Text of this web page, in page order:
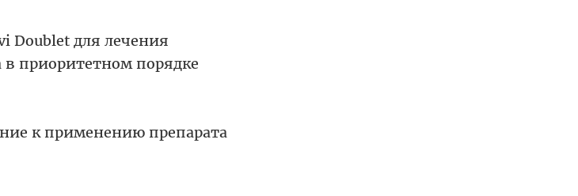
Doublet для лечения
в приоритетном порядке
к применению препарата